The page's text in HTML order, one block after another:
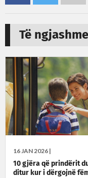
Të ngjashme
16 JAN 2026 |
10 gjëra që prindërit
ditur kur i dërgojnë